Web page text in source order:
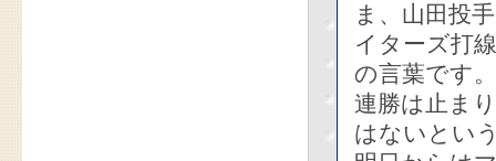
ま、山田投
イターズ打
の言葉です。
連勝は止ま
はないとい